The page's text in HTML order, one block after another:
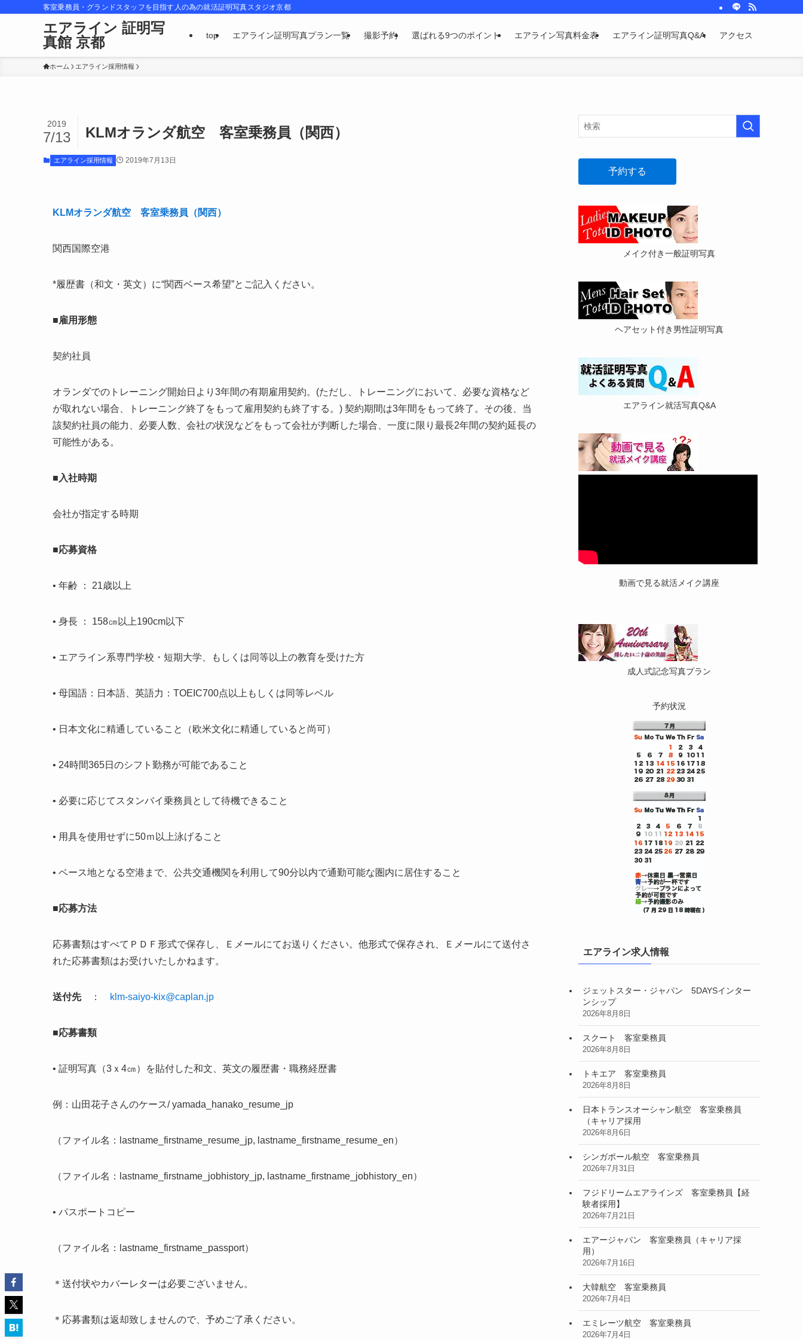
客室乗務員・グランドスタッフを目指す人の為の就活証明写真スタジオ京都
エアライン 証明写
真館 京都
top エアライン証明写真プラン一覧 撮影予約 選ばれる9つのポイント エアライン写真料金表 エアライン証明写真Q&A アクセス
ホーム エアライン採用情報
KLMオランダ航空 客室乗務員（関西）
2019
7/13
エアライン採用情報 2019年7月13日
KLMオランダ航空 客室乗務員（関西）
関西国際空港
*履歴書（和文・英文）に“関西ベース希望”とご記入ください。
■雇用形態
契約社員
オランダでのトレーニング開始日より3年間の有期雇用契約。(ただし、トレーニングにおいて、必要な資格など
が取れない場合、トレーニング終了をもって雇用契約も終了する。) 契約期間は3年間をもって終了。その後、当
該契約社員の能力、必要人数、会社の状況などをもって会社が判断した場合、一度に限り最長2年間の契約延長の
可能性がある。
■入社時期
会社が指定する時期
■応募資格
• 年齢 ： 21歳以上
• 身長 ： 158㎝以上190cm以下
• エアライン系専門学校・短期大学、もしくは同等以上の教育を受けた方
• 母国語：日本語、英語力：TOEIC700点以上もしくは同等レベル
• 日本文化に精通していること（欧米文化に精通していると尚可）
• 24時間365日のシフト勤務が可能であること
• 必要に応じてスタンバイ乗務員として待機できること
• 用具を使用せずに50ｍ以上泳げること
• ベース地となる空港まで、公共交通機関を利用して90分以内で通勤可能な圏内に居住すること
■応募方法
応募書類はすべてＰＤＦ形式で保存し、Ｅメールにてお送りください。他形式で保存され、Ｅメールにて送付さ
れた応募書類はお受けいたしかねます。
送付先： klm-saiyo-kix@caplan.jp
■応募書類
• 証明写真（3ｘ4㎝）を貼付した和文、英文の履歴書・職務経歴書
例：山田花子さんのケース/ yamada_hanako_resume_jp
（ファイル名：lastname_firstname_resume_jp, lastname_firstname_resume_en）
（ファイル名：lastname_firstname_jobhistory_jp, lastname_firstname_jobhistory_en）
• パスポートコピー
（ファイル名：lastname_firstname_passport）
＊送付状やカバーレターは必要ございません。
＊応募書類は返却致しませんので、予めご了承ください。
予約する
メイク付き一般証明写真
ヘアセット付き男性証明写真
エアライン就活写真Q&A
動画で見る就活メイク講座
成人式記念写真プラン
予約状況
エアライン求人情報
ジェットスター・ジャパン 5DAYSインター
ンシップ
2026年8月8日
スクート 客室乗務員
2026年8月8日
トキエア 客室乗務員
2026年8月8日
日本トランスオーシャン航空 客室乗務員
（キャリア採用
2026年8月6日
シンガポール航空 客室乗務員
2026年7月31日
フジドリームエアラインズ 客室乗務員【経
験者採用】
2026年7月21日
エアージャパン 客室乗務員（キャリア採
用）
2026年7月16日
大韓航空 客室乗務員
2026年7月4日
エミレーツ航空 客室乗務員
2026年7月4日